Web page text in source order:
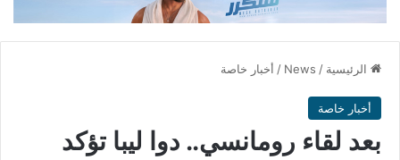
الرئيسية /
News
/ أخبار خاصة
أخبار خاصة
بعد لقاء رومانسي.. دوا ليبا تؤكد